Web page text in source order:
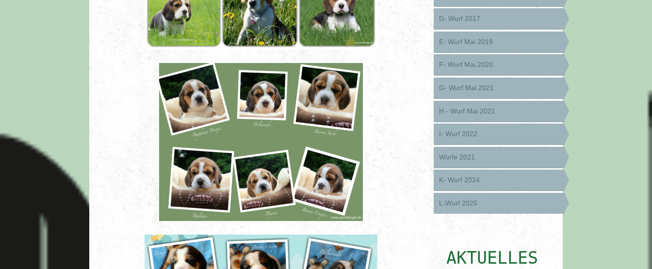
D- Wurf 2017
E- Wurf Mai 2019
F- Wurf Mai 2020
G- Wurf Mai 2021
H - Wurf Mai 2021
I- Wurf 2022
Würfe 2021
K- Wurf 2024
L-Wurf 2025
AKTUELLES